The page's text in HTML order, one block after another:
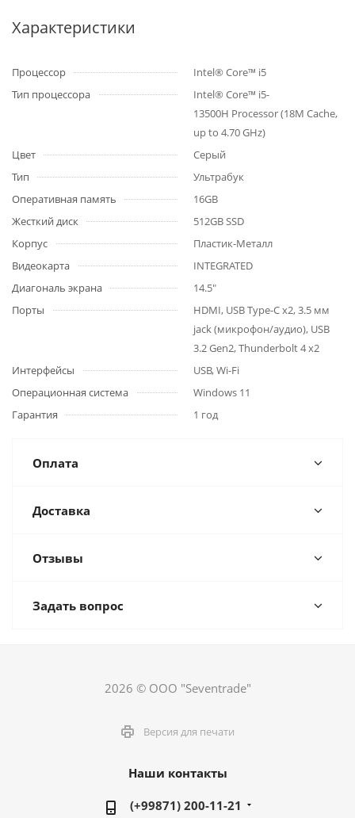
Характеристики
Процессор
Intel® Core™ i5
Тип процессора
Intel® Core™ i5-
13500H Processor (18M Cache,
up to 4.70 GHz)
Цвет
Серый
Тип
Ультрабук
Оперативная память
16GB
Жесткий диск
512GB SSD
Корпус
Пластик-Металл
Видеокарта
INTEGRATED
Диагональ экрана
14.5"
Порты
HDMI, USB Type-C x2, 3.5 мм
jack (микрофон/аудио), USB
3.2 Gen2, Thunderbolt 4 x2
Интерфейсы
USB, Wi-Fi
Операционная система
Windows 11
Гарантия
1 год
Оплата
Доставка
Отзывы
Задать вопрос
2026 © ООО "Seventrade"
Версия для печати
Наши контакты
(+99871) 200-11-21